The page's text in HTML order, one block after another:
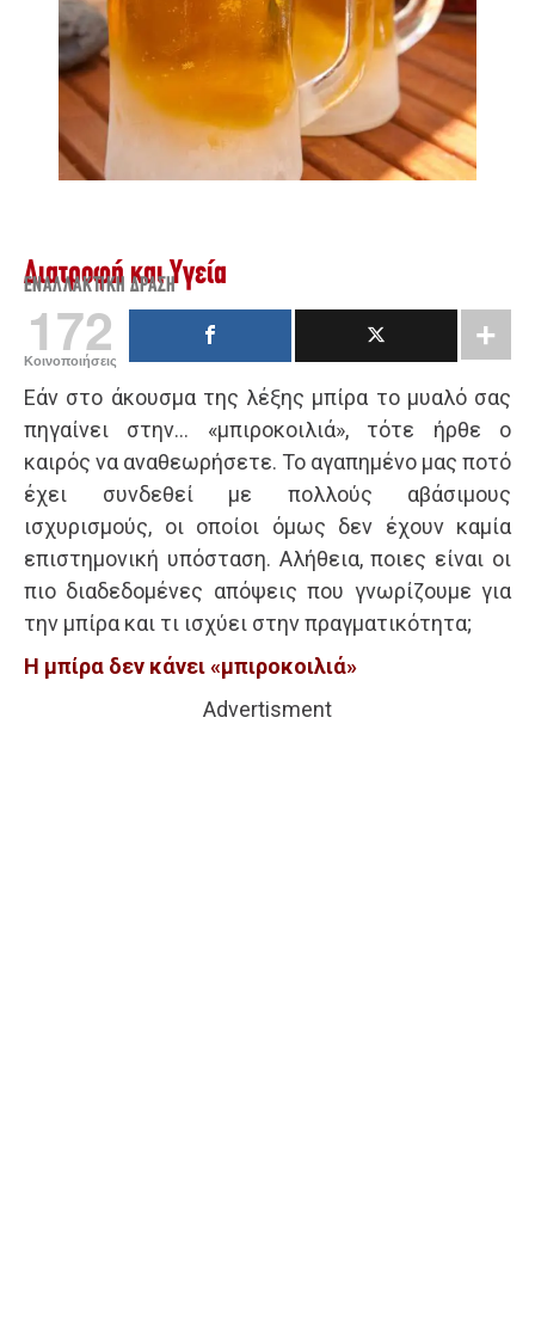
Διατροφή και Υγεία
ΕΝΑΛΛΑΚΤΙΚΉ ΔΡΆΣΗ
172
Κοινοποιήσεις
Εάν στο άκουσμα της λέξης μπίρα το μυαλό σας
πηγαίνει στην… «μπιροκοιλιά», τότε ήρθε ο
καιρός να αναθεωρήσετε. Το αγαπημένο μας ποτό
έχει συνδεθεί με πολλούς αβάσιμους
ισχυρισμούς, οι οποίοι όμως δεν έχουν καμία
επιστημονική υπόσταση. Αλήθεια, ποιες είναι οι
πιο διαδεδομένες απόψεις που γνωρίζουμε για
την μπίρα και τι ισχύει στην πραγματικότητα;
Η μπίρα δεν κάνει «μπιροκοιλιά»
Advertisment